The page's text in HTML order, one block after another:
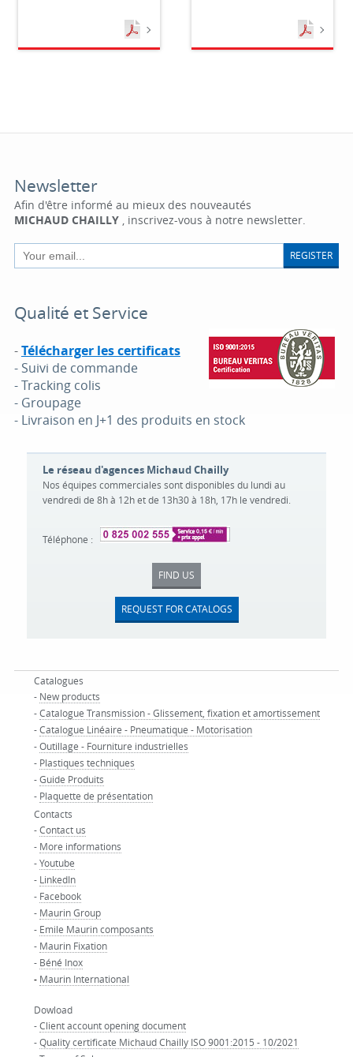
Newsletter
Afin d'être informé au mieux des nouveautés
MICHAUD CHAILLY, inscrivez-vous à notre newsletter.
REGISTER
Qualité et Service
-Télécharger les certificats
- Suivi de commande
- Tracking colis
- Groupage
- Livraison en J+1 des produits en stock
Le réseau d'agences Michaud Chailly
Nos équipes commerciales sont disponibles du lundi au
vendredi de 8h à 12h et de 13h30 à 18h, 17h le vendredi.
Téléphone :
FIND US
REQUEST FOR CATALOGS
Catalogues
- New products
-Catalogue Transmission - Glissement, fixation et amortissement
-Catalogue Linéaire - Pneumatique - Motorisation
-Outillage - Fourniture industrielles
- Plastiques techniques
-Guide Produits
- Plaquette de présentation
Contacts
-Contact us
- More informations
-Youtube
- LinkedIn
- Facebook
- Maurin Group
- Emile Maurin composants
- Maurin Fixation
- Béné Inox
- Maurin International
Dowload
-Client account opening document
-Quality certificate Michaud Chailly ISO 9001:2015 - 10/2021